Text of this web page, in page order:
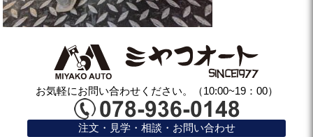
お気軽にお問い合わせください。（10:00~19：00）
注文・見学・相談・お問い合わせ